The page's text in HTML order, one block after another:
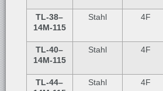
TL-38–
14M-115
Stahl 4F
TL-40–
14M-115
Stahl 4F
TL-44–
Stahl 4F